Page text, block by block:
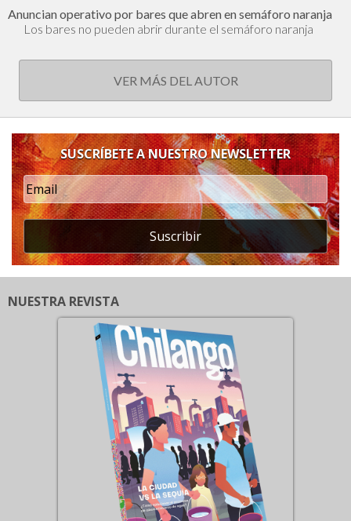
Anuncian operativo por bares que abren en semáforo naranja
Los bares no pueden abrir durante el semáforo naranja
VER MÁS DEL AUTOR
SUSCRÍBETE A NUESTRO NEWSLETTER
Suscribir
NUESTRA REVISTA